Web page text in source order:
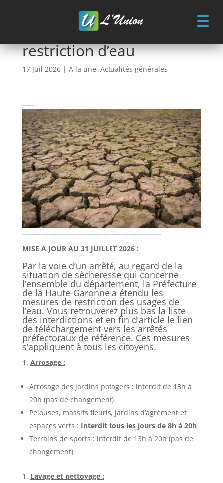
Alerte sècheresse :
restriction d’eau
17 Juil 2026| A la une, Actualités générales
—-
———————————————–
MISE A JOUR AU 31 JUILLET 2026 :
Par la voie d’un arrêté, au regard de la
situation de sècheresse qui concerne
l’ensemble du département, la Préfecture
de la Haute-Garonne a étendu les
mesures de restriction des usages de
l’eau. Vous retrouverez plus bas la liste
des interdictions et en fin d’article le lien
de téléchargement vers les arrêtés
préfectoraux de référence. Ces mesures
s’appliquent à tous les citoyens.
Arrosage :
Arrosage des jardins potagers : interdit de 13h à
20h (pas de changement)
Pelouses, massifs fleuris, jardins d’agrément et
espaces verts : Interdit tous les jours de 8h à 20h
Terrains de sports : interdit de 13h à 20h (pas de
changement)
Lavage et nettoyage :